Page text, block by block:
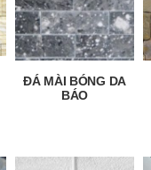
ĐÁ MÀI BÓNG DA
BÁO